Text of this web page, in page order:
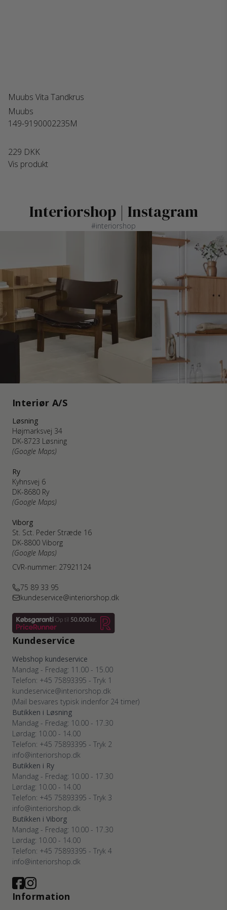
Muubs Vita Tandkrus
Muubs
149-9190002235M
229 DKK
Vis produkt
Interiorshop | Instagram
#interiorshop
Interiør A/S
Løsning
Højmarksvej 34
DK-8723 Løsning
(Google Maps)
Ry
Kyhnsvej 6
DK-8680 Ry
(Google Maps)
Viborg
St. Sct. Peder Stræde 16
DK-8800 Viborg
(Google Maps)
CVR-nummer: 27921124
75 89 33 95
kundeservice@interiorshop.dk
Kundeservice
Webshop kundeservice
Mandag - Fredag: 11.00 - 15.00
Telefon: +45 75893395 - Tryk 1
kundeservice@interiorshop.dk
(Mail besvares typisk indenfor 24 timer)
Butikken i Løsning
Mandag - Fredag: 10.00 - 17.30
Lørdag: 10.00 - 14.00
Telefon: +45 75893395 - Tryk 2
info@interiorshop.dk
Butikken i Ry
Mandag - Fredag: 10.00 - 17.30
Lørdag: 10.00 - 14.00
Telefon: +45 75893395 - Tryk 3
info@interiorshop.dk
Butikken i Viborg
Mandag - Fredag: 10.00 - 17.30
Lørdag: 10.00 - 14.00
Telefon: +45 75893395 - Tryk 4
info@interiorshop.dk
Information